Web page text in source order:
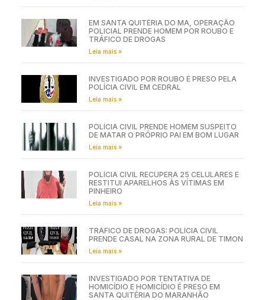
EM SANTA QUITÉRIA DO MA, OPERAÇÃO
POLICIAL PRENDE HOMEM POR ROUBO E
TRÁFICO DE DROGAS
Leia mais »
INVESTIGADO POR ROUBO É PRESO PELA
POLÍCIA CIVIL EM CEDRAL
Leia mais »
POLÍCIA CIVIL PRENDE HOMEM SUSPEITO
DE MATAR O PRÓPRIO PAI EM BOM LUGAR
Leia mais »
POLÍCIA CIVIL RECUPERA 25 CELULARES E
RESTITUI APARELHOS ÀS VÍTIMAS EM
PINHEIRO
Leia mais »
TRÁFICO DE DROGAS: POLÍCIA CIVIL
PRENDE CASAL NA ZONA RURAL DE TIMON
Leia mais »
INVESTIGADO POR TENTATIVA DE
HOMICÍDIO E HOMICÍDIO É PRESO EM
SANTA QUITÉRIA DO MARANHÃO